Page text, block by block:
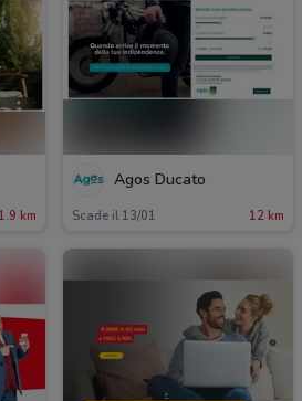
km
Agos Ducato
Scade il 13/01 12 km